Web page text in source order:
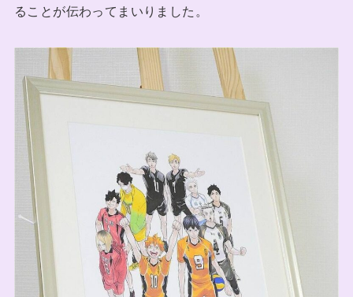
ることが伝わってまいりました。